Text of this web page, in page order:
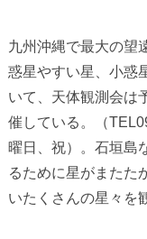
九州沖縄で最大の望
惑星やすい星、小惑
いて、天体観測会は
催している。（
曜日、祝）。石垣島
るために星がまたた
いたくさんの星々を